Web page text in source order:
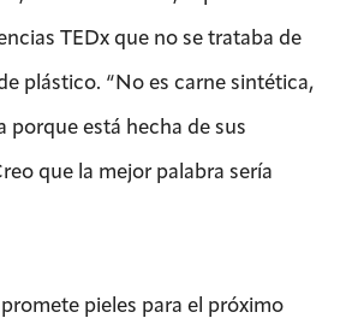
TEDx que no se trataba de
plástico. “No es carne sintética,
porque está hecha de sus
que la mejor palabra sería
pieles para el próximo